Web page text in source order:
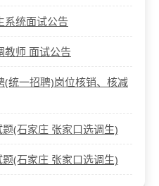
系统面试公告
教师 面试公告
统一招聘)岗位核销、核减
(石家庄 张家口选调生)
(石家庄 张家口选调生)